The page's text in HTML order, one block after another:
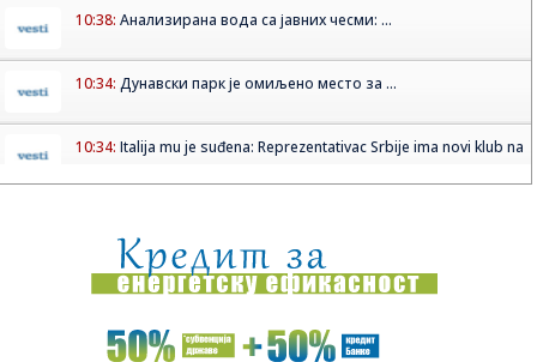
10:38: Анализирана вода са јавних чесми: ...
10:34: Дунавски парк је омиљено место за ...
10:34: Italija mu je suđena: Reprezentativac Srbije ima novi klub na
10:34:Misteriozni snimak Hamneja zapalio mreže: Pojavio se
nakon tvrdn...
10:33:Čelsijevo najveće pojačanje nije igrač